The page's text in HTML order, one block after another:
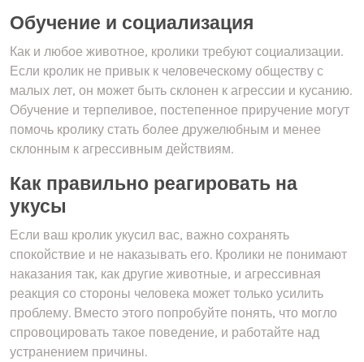
Обучение и социализация
Как и любое животное, кролики требуют социализации.
Если кролик не привык к человеческому обществу с
малых лет, он может быть склонен к агрессии и кусанию.
Обучение и терпеливое, постепенное приручение могут
помочь кролику стать более дружелюбным и менее
склонным к агрессивным действиям.
Как правильно реагировать на
укусы
Если ваш кролик укусил вас, важно сохранять
спокойствие и не наказывать его. Кролики не понимают
наказания так, как другие животные, и агрессивная
реакция со стороны человека может только усилить
проблему. Вместо этого попробуйте понять, что могло
спровоцировать такое поведение, и работайте над
устранением причины.